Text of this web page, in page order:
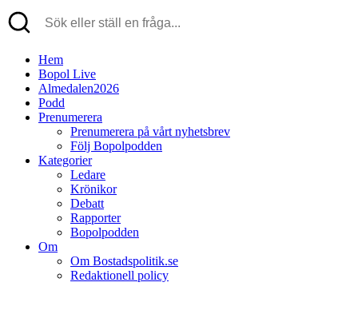
Hem
Bopol Live
Almedalen2026
Podd
Prenumerera
Prenumerera på vårt nyhetsbrev
Följ Bopolpodden
Kategorier
Ledare
Krönikor
Debatt
Rapporter
Bopolpodden
Om
Om Bostadspolitik.se
Redaktionell policy